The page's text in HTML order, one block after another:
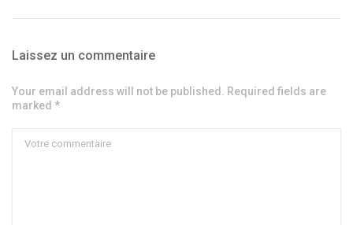
Laissez un commentaire
Your email address will not be published. Required fields are
marked *